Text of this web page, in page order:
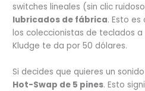
switches lineales (sin clic
lubricados de fábrica. Esto
los coleccionistas de teclados a
Kludge te da por 50 dólares.
Si decides que quieres un
Hot-Swap de 5 pines. Esto